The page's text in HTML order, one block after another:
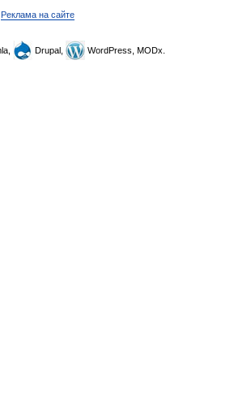
Реклама на сайте
Drupal, WordPress, MODx.